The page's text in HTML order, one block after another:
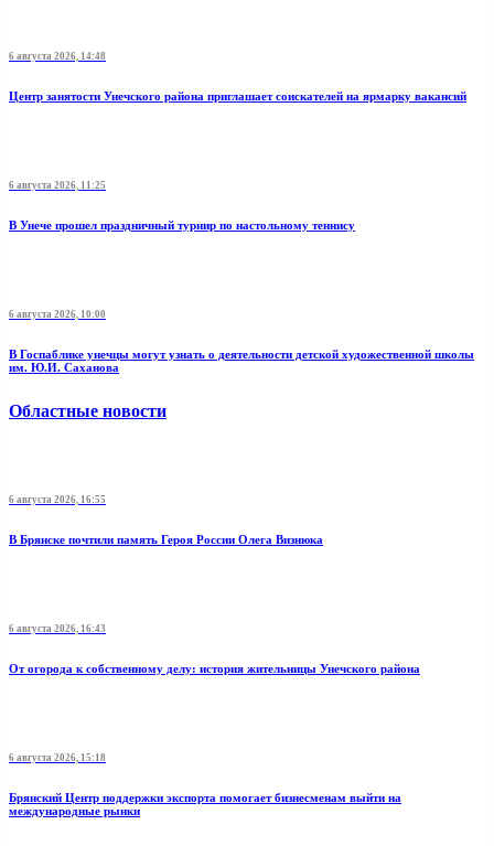
6 августа 2026, 14:48
Центр занятости Унечского района приглашает соискателей на ярмарку вакансий
6 августа 2026, 11:25
В Унече прошел праздничный турнир по настольному теннису
6 августа 2026, 10:00
В Госпаблике унечцы могут узнать о деятельности детской художественной школы
им. Ю.И. Саханова
Областные новости
6 августа 2026, 16:55
В Брянске почтили память Героя России Олега Визнюка
6 августа 2026, 16:43
От огорода к собственному делу: история жительницы Унечского района
6 августа 2026, 15:18
Брянский Центр поддержки экспорта помогает бизнесменам выйти на
международные рынки